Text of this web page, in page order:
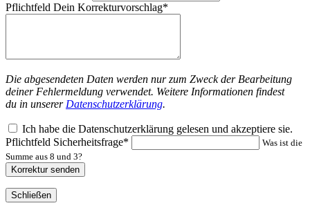
Pflichtfeld Dein Korrekturvorschlag*
Die abgesendeten Daten werden nur zum Zweck der Bearbeitung
deiner Fehlermeldung verwendet. Weitere Informationen findest
du in unserer Datenschutzerklärung.
Ich habe die Datenschutzerklärung gelesen und akzeptiere sie.
Pflichtfeld Sicherheitsfrage*
Was ist die
Summe aus 8 und 3?
Korrektur senden
Schließen